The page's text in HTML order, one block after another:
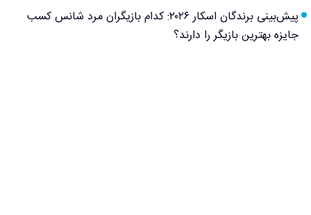
پیش‌بینی برندگان اسکار ۲۰۲۶: کدام بازیگران مرد شانس کسب
جایزه بهترین بازیگر را دارند؟